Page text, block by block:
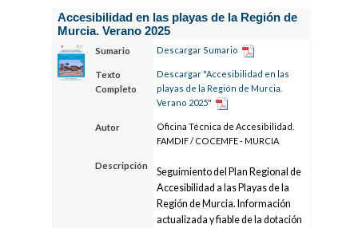
Accesibilidad en las playas de la Región de
Murcia. Verano 2025
Sumario Descargar Sumario
Texto
Completo
Descargar "Accesibilidad en las
playas de la Región de Murcia.
Verano 2025"
Autor
Oficina Técnica de Accesibilidad.
FAMDIF / COCEMFE - MURCIA
Descripción
Seguimiento del Plan Regional de
Accesibilidad a las Playas de la
Región de Murcia. Información
actualizada y fiable de la dotación